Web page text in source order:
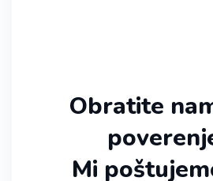
Obratite
Mi